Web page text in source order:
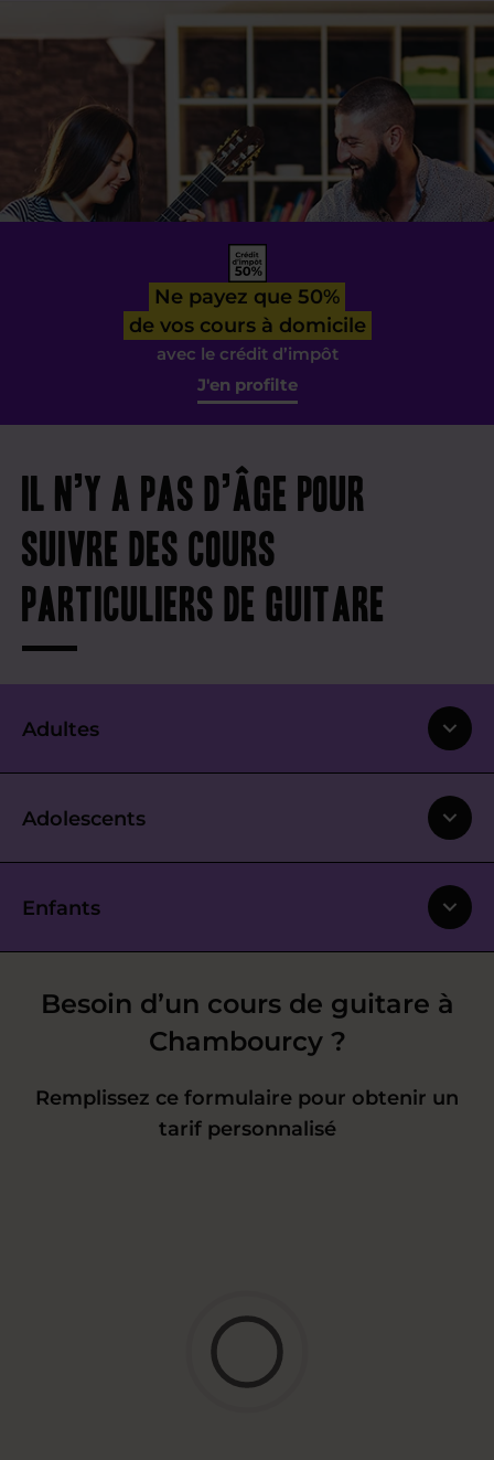
Ne payez que 50%
de vos cours à domicile
avec le crédit d’impôt
J'en profilte
Il n’y a pas d’âge pour
suivre des cours
particuliers de guitare
Adultes
Adolescents
Enfants
Besoin d’un cours de guitare à
Chambourcy ?
Remplissez ce formulaire pour obtenir un
tarif personnalisé